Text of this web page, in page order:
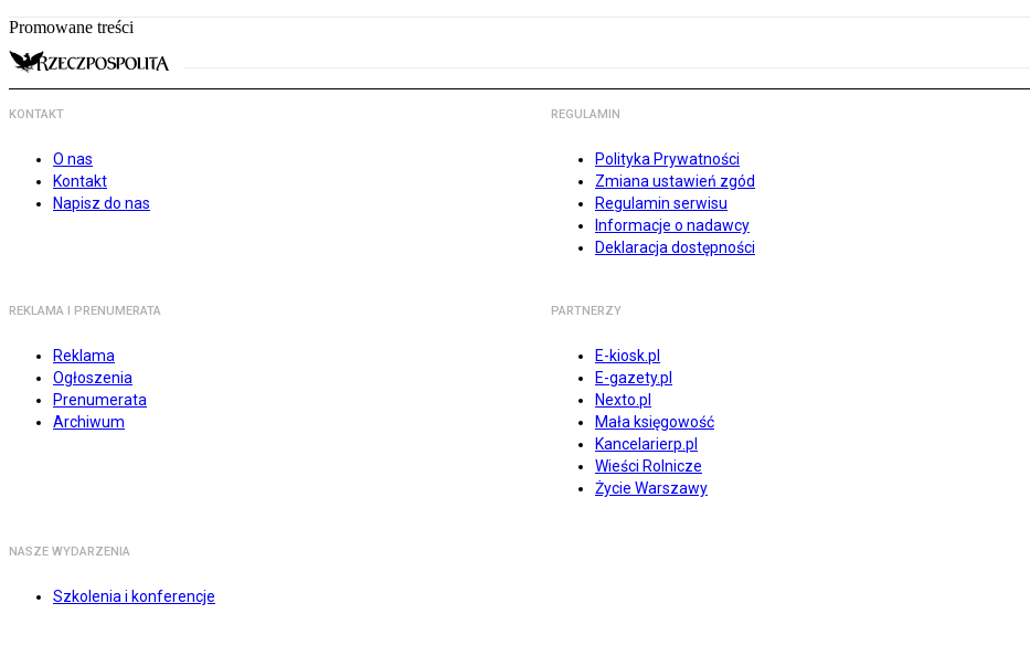
Promowane treści
KONTAKT
O nas
Kontakt
Napisz do nas
REGULAMIN
Polityka Prywatności
Zmiana ustawień zgód
Regulamin serwisu
Informacje o nadawcy
Deklaracja dostępności
REKLAMA I PRENUMERATA
Reklama
Ogłoszenia
Prenumerata
Archiwum
PARTNERZY
E-kiosk.pl
E-gazety.pl
Nexto.pl
Mała księgowość
Kancelarierp.pl
Wieści Rolnicze
Życie Warszawy
NASZE WYDARZENIA
Szkolenia i konferencje